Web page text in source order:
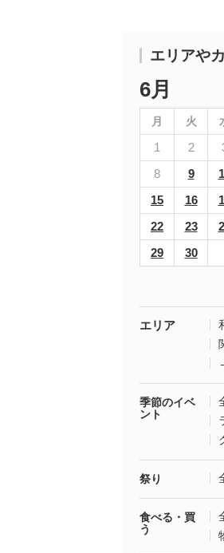
エリアや
6月
月 火
1 2
8
9
15
16
22
23
29
30
エリア
季節のイベ
ント
祭り
食べる・買
う